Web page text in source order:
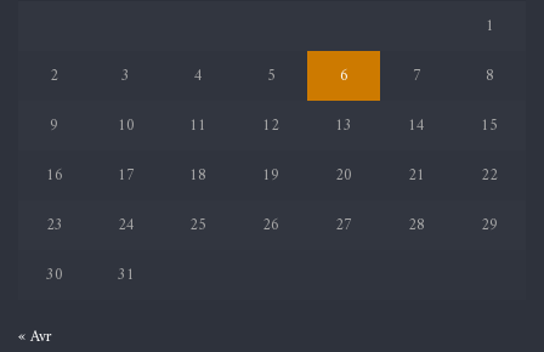
1
2
3 4 5 6 7
8
9
10 11 12 13 14
15
16
17 18 19 20 21
22
23
24 25 26 27 28
29
30
31
« Avr